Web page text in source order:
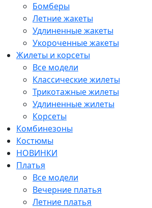
Бомберы
Летние жакеты
Удлиненные жакеты
Укороченные жакеты
Жилеты и корсеты
Все модели
Классические жилеты
Трикотажные жилеты
Удлиненные жилеты
Корсеты
Комбинезоны
Костюмы
НОВИНКИ
Платья
Все модели
Вечерние платья
Летние платья